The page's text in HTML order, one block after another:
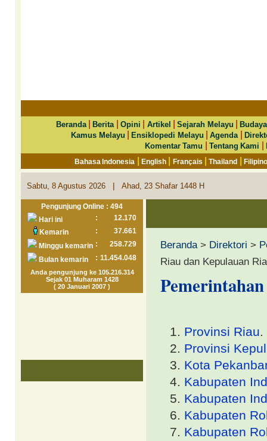
Beranda|Berita Opini Artikel |Sejarah Melayu |
Kamus Melayu
|Ensiklopedi Melayu |Agenda |
Komentar Tamu
|Tentang Kami |
Bahasa Indonesia |English Français |Thailand |
Sabtu, 8 Agustus 2026 | Ahad, 23 Shafar 1448 H
Pengunjung Online : 494
Hari ini
:
12.170
Kemarin
:
37.661
Minggu kemarin :
258.729
Bulan kemarin
: 11.454.048
Anda pengunjung ke 105.216.314
Sejak 01 Muharam 1428
( 20 Januari 2007 )
Beranda> Direktori >
Riau dan Kepulauan
Provinsi Riau.
Provinsi
Kota
Kabupaten
Kabupaten
Kabupaten
Kabupaten